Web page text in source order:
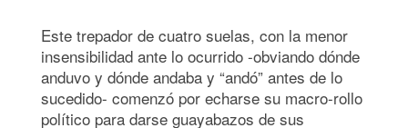
Este trepador de cuatro suelas, con la menor
insensibilidad ante lo ocurrido -obviando dónde
anduvo y dónde andaba y “andó” antes de lo
sucedido- comenzó por echarse su macro-rollo
político para darse guayabazos de sus